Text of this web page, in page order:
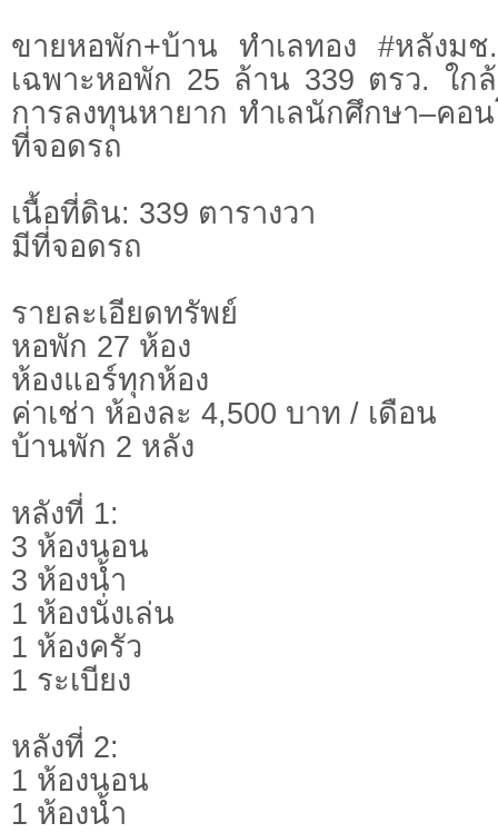
ขายหอพัก+บ้าน ทำเลทอง #หลัง
เฉพาะหอพัก 25 ล้าน 339 ตรว. ใก
การลงทุนหายาก ทำเลนักศึกษา–คอ
ที่จอดรถ
เนื้อที่ดิน: 339 ตารางวา
มีที่จอดรถ
รายละเอียดทรัพย์
หอพัก 27 ห้อง
ห้องแอร์ทุกห้อง
ค่าเช่า ห้องละ 4,500 บาท / เดือน
บ้านพัก 2 หลัง
หลังที่ 1:
3 ห้องนอน
3 ห้องน้ำ
1 ห้องนั่งเล่น
1 ห้องครัว
1 ระเบียง
หลังที่ 2:
1 ห้องนอน
1 ห้องน้ำ